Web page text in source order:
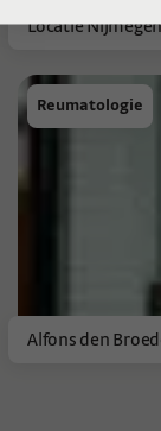
Locatie
Alfons den
Reumatologie